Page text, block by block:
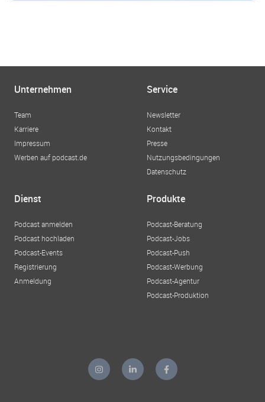
Unternehmen
Team
Karriere
Impressum
Werben auf podcast.de
Service
Newsletter
Kontakt
Presse
Nutzungsbedingungen
Datenschutz
Dienst
Podcast anmelden
Podcast hochladen
Podcast-Events
Registrierung
Anmeldung
Produkte
Podcast-Beratung
Podcast-Jobs
Podcast-Push
Podcast-Werbung
Podcast-Agentur
Podcast-Produktion